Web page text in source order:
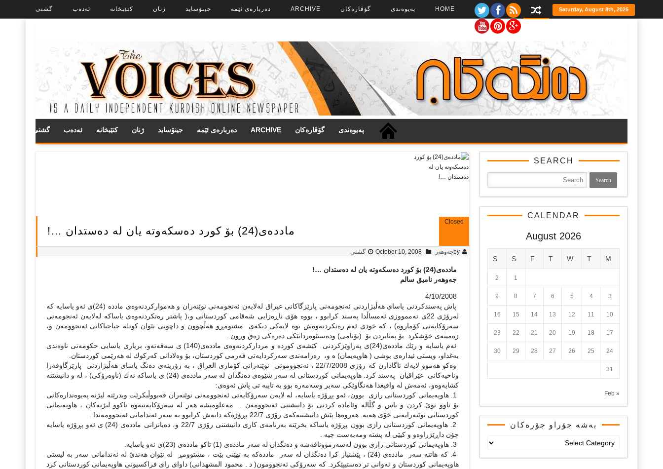
گشتی ئەدەب کتێبخانە ژنان جینۆساید ده‌رباره‌ی ئێمه ARCHIVE گۆڤاره‌کان په‌‌یوه‌ندی HOME Saturday, August 8th, 2026
گشتی ئەدەب کتێبخانە ژنان جینۆساید ده‌رباره‌ی ئێمه ARCHIVE گۆڤاره‌کان په‌‌یوه‌ندی
مادده‌ی(24) بۆ كورد ده‌سكه‌وته یان له‌ ده‌ستدان‌‌ …!
Closed
byجه‌وهه‌ر October 10, 2008 گشتی
مادده‌ی(24) بۆ كورد ده‌سكه‌وته یان له‌ ده‌ستدان‌‌ …!
جه‌وهه‌ر نامیق سالم
پاش په‌سندكردنی یاسای هه‌ڵبژاردنی ئه‌نجومه‌نی پارێزگاكانی عیراق له‌لایه‌ن ئه‌نجومه‌نی نوێنه‌ران و هه‌مواركردنه‌وه‌ی مادده‌ (24)ی ئه‌و یاسایه‌ كه‌
له‌رۆژی 22ی ته‌ممووزی ئه‌مساڵدا په‌سند كرابوو ، بووه ‌هۆی ناڕه‌زایی شه‌قامی كوردستانی و،( پاشتر ره‌تكردنه‌وه‌ی یاساكه‌ له‌لایه‌ن ‌ئه‌نجومه‌نی
سه‌رۆكایه‌تی كۆماروه) ‌، كه‌ خودی ئه‌م ره‌تكردنه‌وه‌ش‌ بوه‌ ‌لایه‌كی دیكه‌ی مشتومڕو هه‌ڵچوون و داچونى ‌نێوان كوتله‌ جیاجیاكانی ئه‌نجوومه‌ن ‌و،
زه‌مینه‌ى‌ خۆشكرد بۆ په‌نابردن بۆ ‌ (یۆنامی) وده‌ستێوه‌ردانێكی ده‌ره‌كی زه‌ق ورون .
ئه‌م یاسایه‌ و رێك مادده‌ی(24)ی په‌راوێزكردنی كێشه‌ی كورده‌ و مرداركردنه‌وه‌ی مادده‌ی(140) ی سه‌‌قه‌ته‌و، بریاری یاسایی حكومه‌تی ناوه‌ندی
به‌غداو، ویستی ئیداره‌ی بوشی ( هاوپه‌یمان) ه‌ و، ره‌زامه‌ندی سه‌ركردایه‌تی فه‌رمی كوردستان، بۆ وه‌لادانی كه‌ركوك له‌ هه‌رێمی كوردستان.
وه‌كو هه‌موو لایه‌ك ئاگادارن كه‌ رۆژی 22/7/2008 ، ئه‌نجوومونی نوێنه‌رانی كۆماری العراق ، به‌ زۆرینه‌ی ده‌نگ یاسای هه‌ڵبژاردنی پارێزگاوقه‌زا
وناحیه‌كانی عێراقیان په‌سند كرد. هاوپه‌یمانی كوردستانی له سه‌ر شێوه‌ی ده‌نگدان له‌ سه‌ر مادده‌ی (24) ی یاساكه ‌نه‌ك (ناوه‌رۆكی) ، له و‌ دانیشتنه‌
كشایه‌وه‌و، ئه‌مه‌ش له‌ واقیعدا هه‌نگاوێكی سه‌یر وسه‌مه‌ره‌ بوو به‌ تایبه‌ تی پاش ئه‌وه‌ی:
1. هاوپه‌یمانی كوردستانی رازی بوون، ئه‌و پڕۆژه‌ یاسایه،‌ له‌ لایه‌ن سه‌رۆكایه‌تی ئه‌نجوومه‌نی ‌نوێنه‌ران قه‌بووڵبكرێت وبدرێته‌ لیژنه‌ په‌یوه‌نداره‌كانی
بۆ تاوو توێ كردن و باس و گڵاله‌ وئاماده‌ كردنی بۆ دانیشتنی ئه‌نجوومه‌ن . مه‌علومیشه‌ هه‌ر له‌ سه‌رۆ‌كایه‌تیه‌وه‌ تاكوو لیژنه‌كان ، هاوپه‌یمانی
كوردستانی نوێنه‌رایه‌تی خۆی هه‌یه‌. هه‌روه‌ها پێش دانیشتنه‌كه‌ی رۆژی 22/7 پڕۆژه‌كه‌ دابه‌ش كرابوو به‌ سه‌ر ئه‌ندامانی ئه‌نجوومه‌ندا .
2. ‌هاوپه‌یمانی كوردستانی رازی بوون پڕۆژه‌ ‌یاساكه‌ بخرێته‌ به‌رنامه‌ی كاری دانیشتنی رۆژی 22/7 و، ده‌یانزانی مادده‌ی (24) ی ئه‌و پڕۆژه‌ یاسایه‌
چۆن داڕێژراوه‌و و كیێی له‌ پشته‌ ومه‌به‌ست چیه‌ .
4. كه‌ هاتنه‌ سه‌ر مادده‌ی (24) ، پێشنیاز كرا ده‌نگدان له‌ سه‌ر مادده‌كه‌ به‌ نهێنی بێت ، مشتوومڕ له‌ نێوان هه‌ندێ له‌ ئه‌ندامانی سه‌ر به‌ لیستی
هاوپه‌یمانی كوردستان و ئه‌وانی تر ده‌ستیپێكرد. كه‌ سه‌رۆكی ئه‌نجوومون( د . محمود المشهدانی) داوای رای فراكسیونی هاوپه‌یمانی كوردستانی كرد
SEARCH
CALENDAR
August 2026
M
T
W
T
F
S
S
1
2
3
4
5
6
7
8
9
10
11
12
13
14
15
16
17
18
19
20
21
22
23
24
25
26
27
28
29
30
31
« Feb
بەشە جۆراو جۆرەکان
جۆرەکان